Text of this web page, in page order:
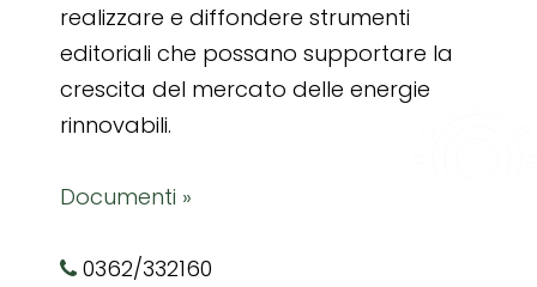
realizzare e diffondere strumenti
editoriali che possano supportare la
crescita del mercato delle energie
rinnovabili.
Documenti »
0362/332160